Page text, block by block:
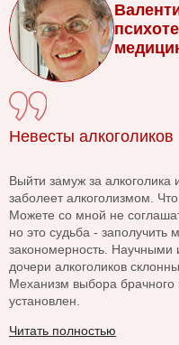
Невесты алкоголиков
Выйти замуж за алкоголика
заболеет алкоголизмом.
Можете со мной не
но это судьба - заполучить
закономерность. Научными
дочери алкоголиков
Механизм выбора
установлен.
Читать полностью